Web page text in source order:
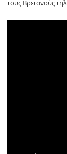
τους Βρετανούς